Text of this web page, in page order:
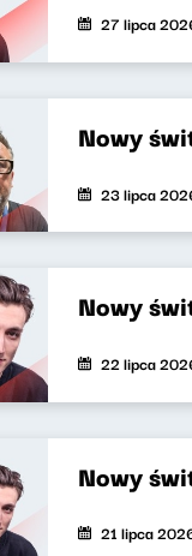
27 lipca
Nowy
23 lipca
Nowy
22 lipca
Nowy
21 lipca